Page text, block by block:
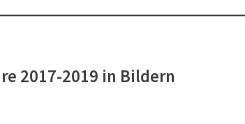
2017-2019 in Bildern